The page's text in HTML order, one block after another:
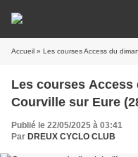
Accueil » Les courses Access du
Les courses Access
Courville sur Eure
Publié le 22/05/2025 à 03:41
Par DREUX CYCLO CLUB